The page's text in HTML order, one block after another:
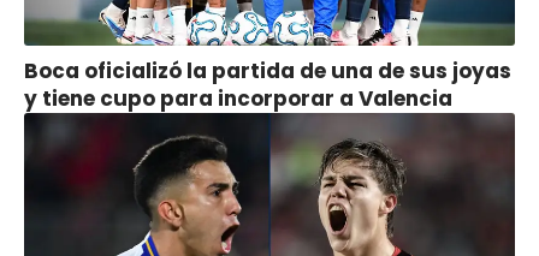
Boca oficializó la partida de una de sus joyas
y tiene cupo para incorporar a Valencia